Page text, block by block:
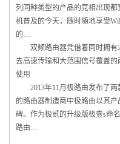
列同种类型的产品的竞相出现
机普及的今天，随时随地享受
的…
双频路由器凭借着同时拥有
去高速传输和大范围信号覆盖
使用
2013年11月极路由发布了两
的路由器制造商中极路由以其
碑。作为极贰的升级版极壹s命
路由…